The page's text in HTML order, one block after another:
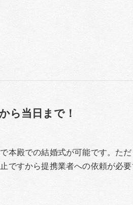
ら当日まで！
本殿での結婚式が可能です。ただ
ですから提携業者への依頼が必